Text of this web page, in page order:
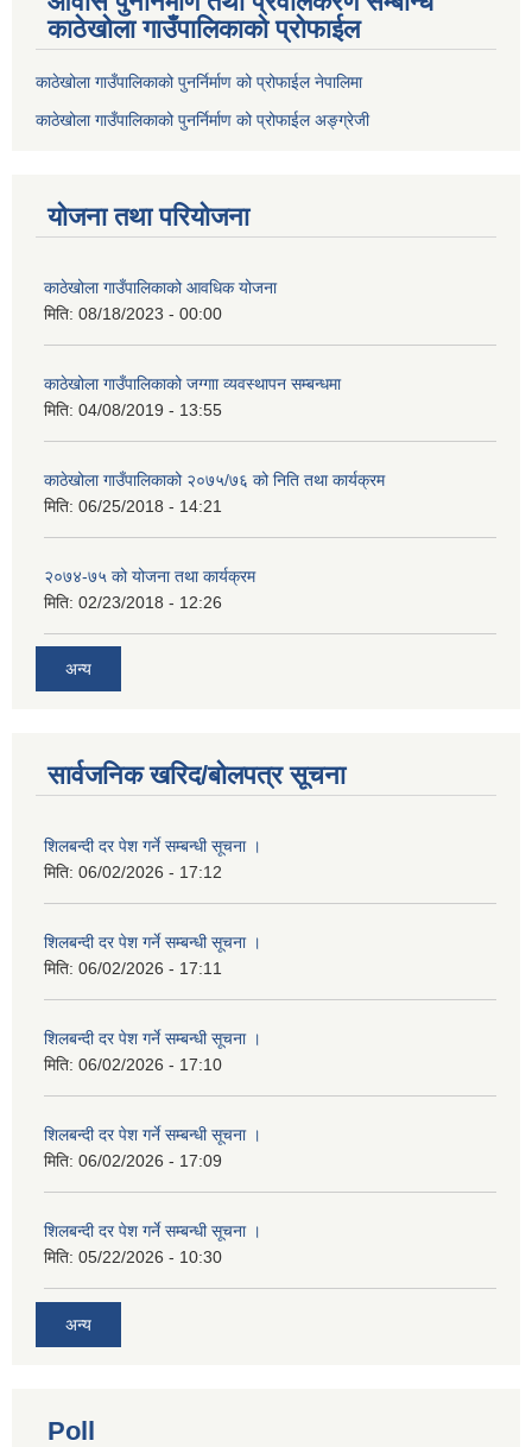
काठेखोला गाउँपालिकाको प्रोफाईल
काठेखोला गाउँपालिकाको पुनर्निर्माण को प्रोफाईल नेपालिमा
काठेखोला गाउँपालिकाको पुनर्निर्माण को प्रोफाईल अङ्ग्रेजी
योजना तथा परियोजना
काठेखोला गाउँपालिकाको आवधिक योजना
मिति: 08/18/2023 - 00:00
काठेखोला गाउँपालिकाको जग्गाा व्यवस्थापन सम्बन्धमा
मिति: 04/08/2019 - 13:55
काठेखोला गाउँपालिकाको २०७५/७६ को निति तथा कार्यक्रम
मिति: 06/25/2018 - 14:21
२०७४-७५ को योजना तथा कार्यक्रम
मिति: 02/23/2018 - 12:26
अन्य
सार्वजनिक खरिद/बोलपत्र सूचना
शिलबन्दी दर पेश गर्ने सम्बन्धी सूचना ।
मिति: 06/02/2026 - 17:12
शिलबन्दी दर पेश गर्ने सम्बन्धी सूचना ।
मिति: 06/02/2026 - 17:11
शिलबन्दी दर पेश गर्ने सम्बन्धी सूचना ।
मिति: 06/02/2026 - 17:10
शिलबन्दी दर पेश गर्ने सम्बन्धी सूचना ।
मिति: 06/02/2026 - 17:09
शिलबन्दी दर पेश गर्ने सम्बन्धी सूचना ।
मिति: 05/22/2026 - 10:30
अन्य
Poll